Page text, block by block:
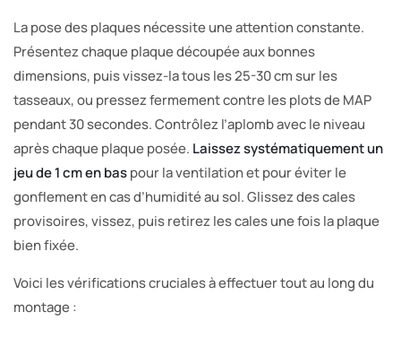
La pose des plaques nécessite une attention constante.
Présentez chaque plaque découpée aux bonnes
dimensions, puis vissez-la tous les 25-30 cm sur les
tasseaux, ou pressez fermement contre les plots de MAP
pendant 30 secondes. Contrôlez l’aplomb avec le niveau
après chaque plaque posée. Laissez systématiquement un
jeu de 1 cm en baspour la ventilation et pour éviter le
gonflement en cas d’humidité au sol. Glissez des cales
provisoires, vissez, puis retirez les cales une fois la plaque
bien fixée.
Voici les vérifications cruciales à effectuer tout au long du
montage :